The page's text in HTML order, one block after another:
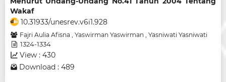
Wakaf
10.31933/unesrev.v6i1.928
Fajri Aulia Afisna Yaswirman Yaswirman Yasniwati Yasniwati
1324-1334
View : 430
Download : 489